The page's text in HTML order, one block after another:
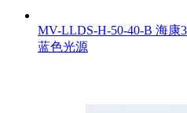
MV-LLDS-H-50-40-B 海康
蓝色光源